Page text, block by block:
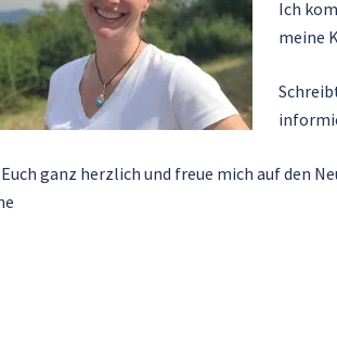
Ich
meine
ganz herzlich und freue mich auf den